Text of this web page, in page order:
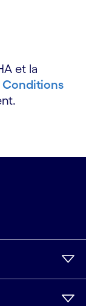
et la
Conditions